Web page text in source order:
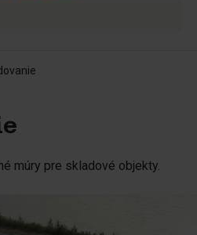
múry pre skladové objekty.